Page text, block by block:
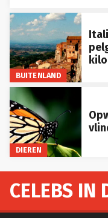
BUITENLAND
DIEREN
CELEBS IN